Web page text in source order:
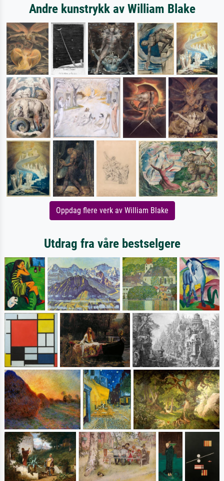
Andre kunstrykk av William Blake
Oppdag flere verk av William Blake
Utdrag fra våre bestselgere